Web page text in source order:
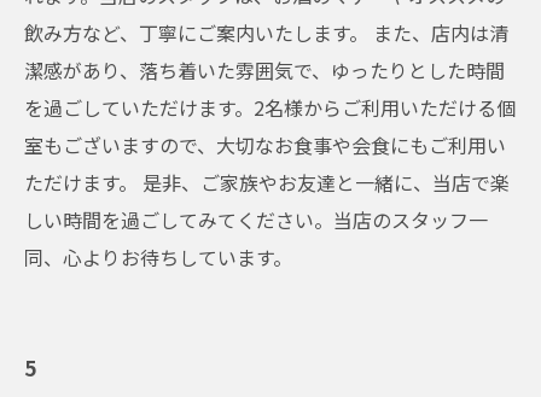
飲み方など、丁寧にご案内いたします。 また、店内は清
潔感があり、落ち着いた雰囲気で、ゆったりとした時間
を過ごしていただけます。2名様からご利用いただける個
室もございますので、大切なお食事や会食にもご利用い
ただけます。 是非、ご家族やお友達と一緒に、当店で楽
しい時間を過ごしてみてください。当店のスタッフ一
同、心よりお待ちしています。
5